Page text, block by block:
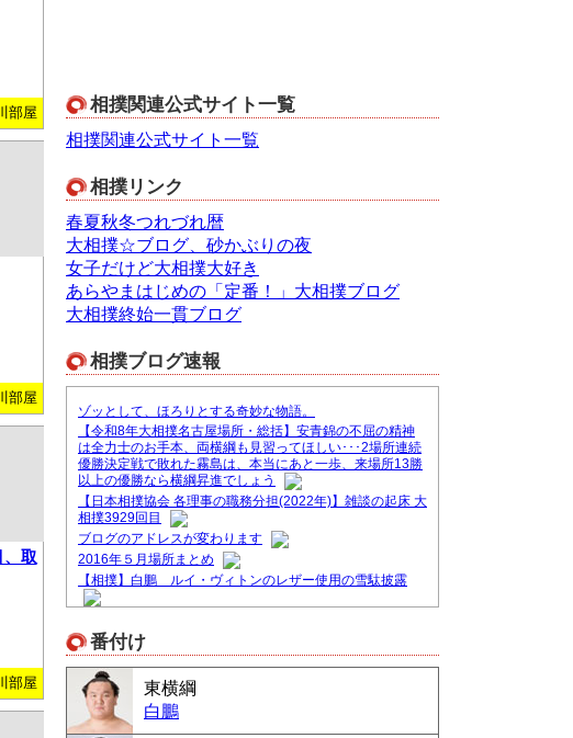
部屋
部屋
、取
部屋
相撲関連公式サイト一覧
相撲関連公式サイト一覧
相撲リンク
春夏秋冬つれづれ暦
大相撲☆ブログ、砂かぶりの夜
女子だけど大相撲大好き
あらやまはじめの「定番！」大相撲ブログ
大相撲終始一貫ブログ
相撲ブログ速報
ゾッとして、ほろりとする奇妙な物語。
【令和8年大相撲名古屋場所・総括】安青錦の不屈の精神
は全力士のお手本、両横綱も見習ってほしい･･･2場所連続
優勝決定戦で敗れた霧島は、本当にあと一歩、来場所13勝
以上の優勝なら横綱昇進でしょう
【日本相撲協会 各理事の職務分担(2022年)】雑談の起床 大
相撲3929回目
ブログのアドレスが変わります
2016年５月場所まとめ
【相撲】白鵬 ルイ・ヴィトンのレザー使用の雪駄披露
Powered by livedoor 相互RSS
番付け
東横綱
白鵬